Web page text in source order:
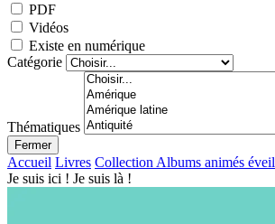
PDF
Vidéos
Existe en numérique
Catégorie
Thématiques
Fermer
Accueil Livres Collection Albums animés éveil
Je suis ici ! Je suis là !